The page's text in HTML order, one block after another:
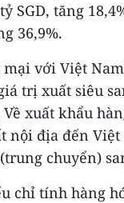
SGD, tăng
36,9%.
với Việt
trị xuất siêu
xuất khẩu
nội địa đến
chuyển)
chỉ tính hàng